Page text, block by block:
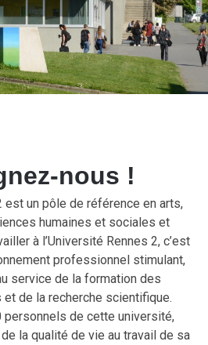
nous !
est un pôle de référence en arts,
humaines et sociales et
à l’Université Rennes 2, c’est
professionnel stimulant,
service de la formation des
de la recherche scientifique.
personnels de cette université,
la qualité de vie au travail de sa